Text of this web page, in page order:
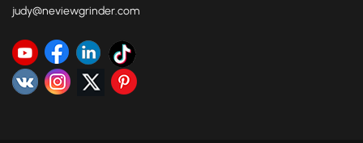
judy@neviewgrinder.com